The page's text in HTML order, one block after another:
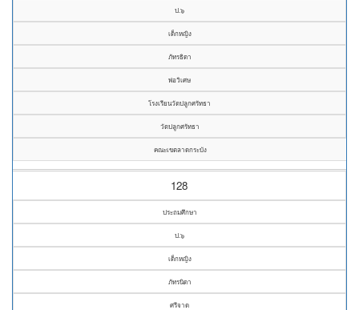
ป.๖
เด็กหญิง
ภัทรธิดา
พ่อวิเศษ
โรงเรียนวัดปลูกศรัทธา
วัดปลูกศรัทธา
คณะเขตลาดกระบัง
128
ประถมศึกษา
ป.๖
เด็กหญิง
ภัทรนิดา
ศรีจาด